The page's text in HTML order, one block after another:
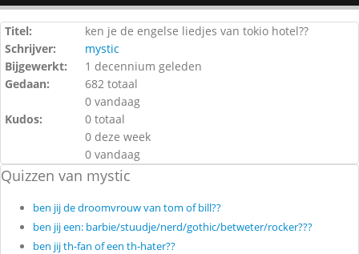
Titel:
ken je de engelse liedjes van tokio hotel??
Schrijver:
mystic
Bijgewerkt:
1 decennium geleden
Gedaan:
682 totaal
0 vandaag
Kudos:
0 totaal
0 deze week
0 vandaag
Quizzen van mystic
ben jij de droomvrouw van tom of bill??
ben jij een: barbie/stuudje/nerd/gothic/betweter/rocker???
ben jij th-fan of een th-hater??